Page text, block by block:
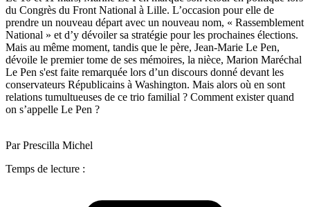
du Congrès du Front National à Lille. L’occasion pour elle de
prendre un nouveau départ avec un nouveau nom, « Rassemblement
National » et d’y dévoiler sa stratégie pour les prochaines élections.
Mais au même moment, tandis que le père, Jean-Marie Le Pen,
dévoile le premier tome de ses mémoires, la nièce, Marion Maréchal
Le Pen s'est faite remarquée lors d’un discours donné devant les
conservateurs Républicains à Washington. Mais alors où en sont
relations tumultueuses de ce trio familial ? Comment exister quand
on s’appelle Le Pen ?
Par Prescilla Michel
Temps de lecture :